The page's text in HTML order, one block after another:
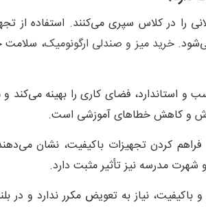
را در کلاس سپری می‌کنند. استفاده از
خرید میز و صندلی ارگونومیک، سلامت
استاندارد، فضای کاری را بهینه می‌کند و
و کاهش خطاهای آموزشی است.
فراهم کردن تجهیزات باکیفیت، نشان
مدرسه نیز تأثیر مثبت دارد.
و باکیفیت، نیاز به تعویض مکرر ندارد و